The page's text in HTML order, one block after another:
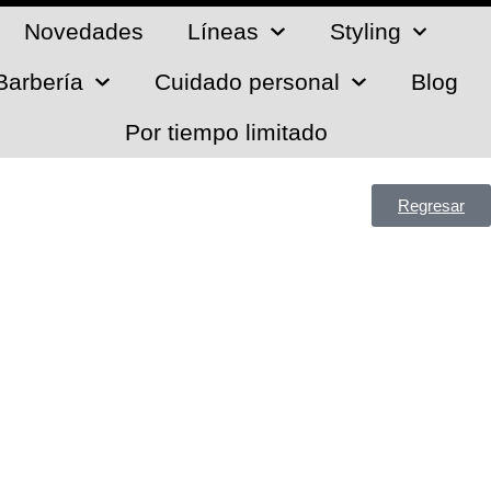
Novedades Líneas
Styling
Cuidado personal
Blog
Por tiempo limitado
Regresar